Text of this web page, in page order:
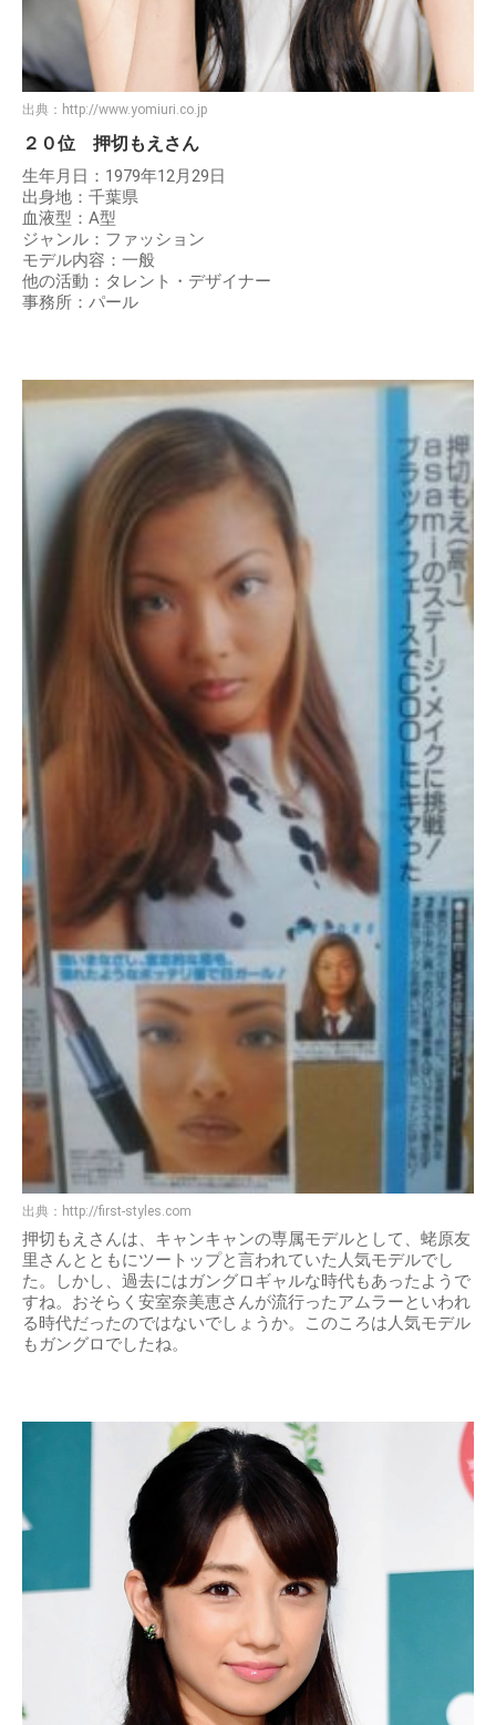
出典： http://www.yomiuri.co.jp
２０位 押切もえさん
生年月日：1979年12月29日
出身地：千葉県
血液型：A型
ジャンル：ファッション
モデル内容：一般
他の活動：タレント・デザイナー
事務所：パール
出典： http://first-styles.com
押切もえさんは、キャンキャンの専属モデルとして、蛯原友
里さんとともにツートップと言われていた人気モデルでし
た。しかし、過去にはガングロギャルな時代もあったようで
すね。おそらく安室奈美恵さんが流行ったアムラーといわれ
る時代だったのではないでしょうか。このころは人気モデル
もガングロでしたね。